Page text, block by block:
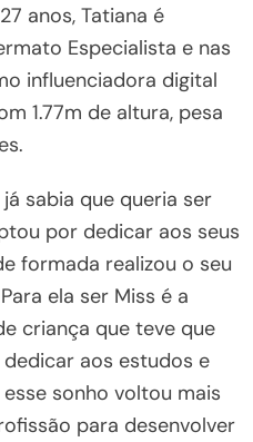
anos, Tatiana é
Especialista e nas
influenciadora digital
1.77m de altura, pesa
sabia que queria ser
por dedicar aos seus
formada realizou o seu
ela ser Miss é a
criança que teve que
aos estudos e
sonho voltou mais
para desenvolver